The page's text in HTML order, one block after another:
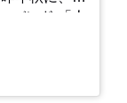
ド 「人
プしてくれ